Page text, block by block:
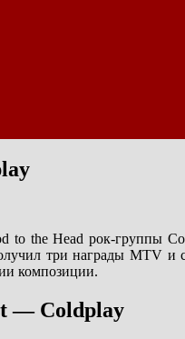
the Head рок-группы
три награды MTV и
композиции.
— Coldplay